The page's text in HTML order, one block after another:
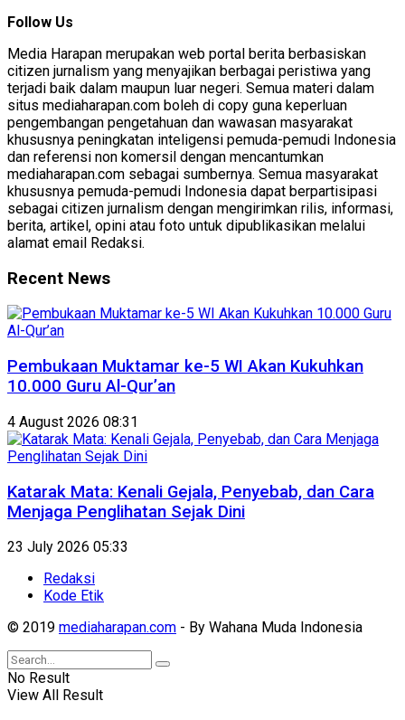
Follow Us
Media Harapan merupakan web portal berita berbasiskan
citizen jurnalism yang menyajikan berbagai peristiwa yang
terjadi baik dalam maupun luar negeri. Semua materi dalam
situs mediaharapan.com boleh di copy guna keperluan
pengembangan pengetahuan dan wawasan masyarakat
khususnya peningkatan inteligensi pemuda-pemudi Indonesia
dan referensi non komersil dengan mencantumkan
mediaharapan.com sebagai sumbernya. Semua masyarakat
khususnya pemuda-pemudi Indonesia dapat berpartisipasi
sebagai citizen jurnalism dengan mengirimkan rilis, informasi,
berita, artikel, opini atau foto untuk dipublikasikan melalui
alamat email Redaksi.
Recent News
Pembukaan Muktamar ke-5 WI Akan Kukuhkan
10.000 Guru Al-Qur’an
4 August 2026 08:31
Katarak Mata: Kenali Gejala, Penyebab, dan Cara
Menjaga Penglihatan Sejak Dini
23 July 2026 05:33
Redaksi
Kode Etik
© 2019 mediaharapan.com - By Wahana Muda Indonesia
No Result
View All Result